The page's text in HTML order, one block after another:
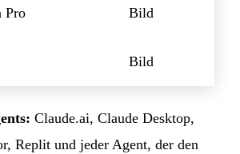
Pro Bild
Bild
Claude.ai, Claude Desktop,
Replit und jeder Agent, der den